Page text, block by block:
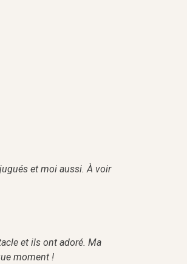
et moi aussi. À voir
et ils ont adoré. Ma
moment !